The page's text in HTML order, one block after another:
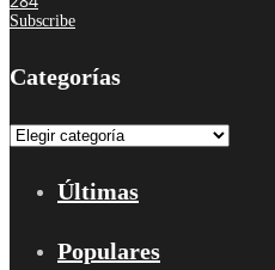
Subscribe
Categorías
Categorías
Últimas
Populares